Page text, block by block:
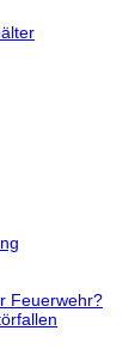
Feuerwehr?